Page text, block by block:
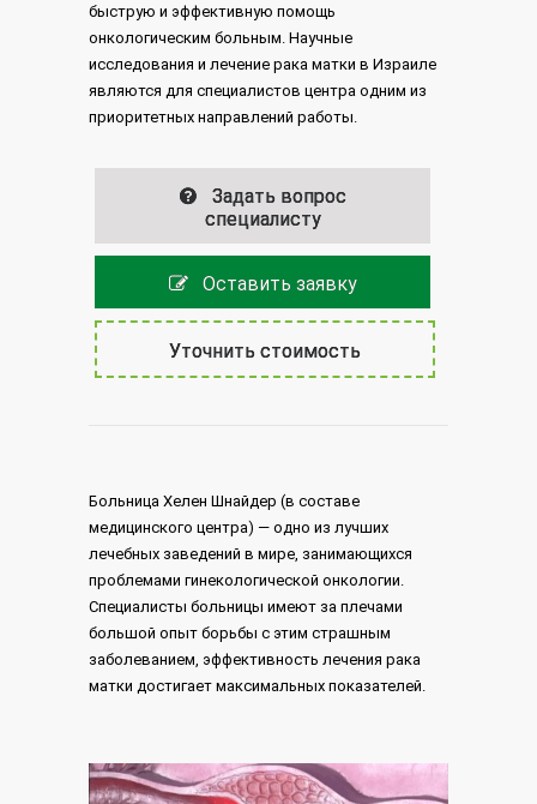
быструю и эффективную помощь
онкологическим больным. Научные
исследования и лечение рака матки в Израиле
являются для специалистов центра одним из
приоритетных направлений работы.
Задать вопрос
специалисту
Оставить заявку
Уточнить стоимость
Больница Хелен Шнайдер (в составе
медицинского центра) — одно из лучших
лечебных заведений в мире, занимающихся
проблемами гинекологической онкологии.
Специалисты больницы имеют за плечами
большой опыт борьбы с этим страшным
заболеванием, эффективность лечения рака
матки достигает максимальных показателей.